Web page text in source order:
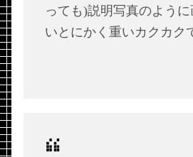
っても)説明写真のよう
いとにかく重いカクカク